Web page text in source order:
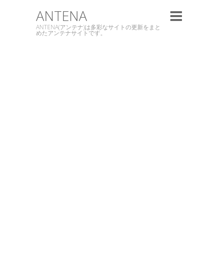
ANTENA
ANTENA(アンテナ)は多彩なサイトの更新をまと
めたアンテナサイトです。